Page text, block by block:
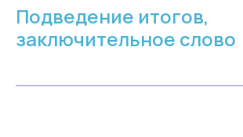
Подведение итогов,
заключительное слово